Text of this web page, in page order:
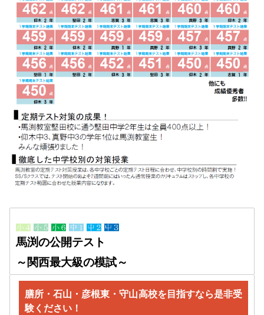
馬渕の公開テスト
～関西最大級の模試～
膳所・石山・彦根東・守山高校を目指すなら是非受
験ください！